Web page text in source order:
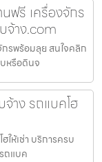
ฟรี เครื่องจักร
จ้าง.com
รพร้อมลุย สนใจคลิก
หรือดินจ
าง รถแบคโฮ
ให้เช่า บริการครบ
ถแบค